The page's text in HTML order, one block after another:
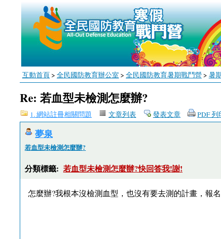
互動首頁> 全民國防教育辦公室 > 全民國防教育暑期戰鬥營> 暑
Re: 若血型未檢測怎麼辦?
1. 網站註冊相關問題 文章列表 發表文章 PDF
夢泉
若血型未檢測怎麼辦?
分類標籤: 若血型未檢測怎麼辦?快回答我!謝!
怎麼辦?我根本沒檢測血型，也沒有要去測的計畫，報